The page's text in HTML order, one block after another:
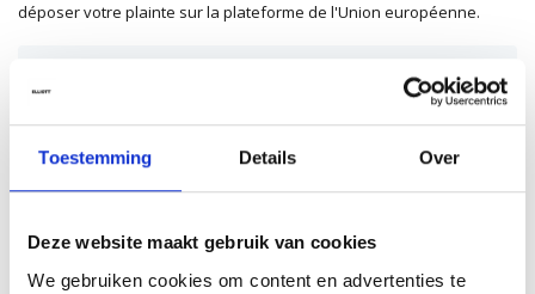
Toestemming Details Over
Deze website maakt gebruik van cookies
We gebruiken cookies om content en advertenties te
déposer votre plainte sur la plateforme de l'Union européenne.
Vos commandes, votre liste de souhaits, vos points de fidélité,
etc. se trouvent dans votre compte :